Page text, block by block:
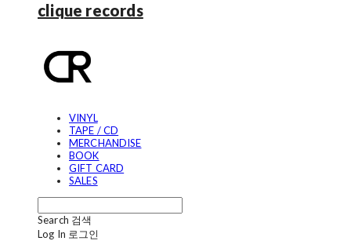
clique records
VINYL
TAPE / CD
MERCHANDISE
BOOK
GIFT CARD
SALES
Search 검색
Log In 로그인